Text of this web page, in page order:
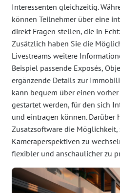
Interessenten gleichzeitig.
können Teilnehmer über eine
direkt Fragen stellen, die in
Zusätzlich haben Sie die
Livestreams weitere
Beispiel passende Exposés,
ergänzende Details zur
kann bequem über einen
gestartet werden, für den sich
und eintragen können. Darüber
Zusatzsoftware die Möglichkeit,
Kameraperspektiven zu
flexibler und anschaulicher zu